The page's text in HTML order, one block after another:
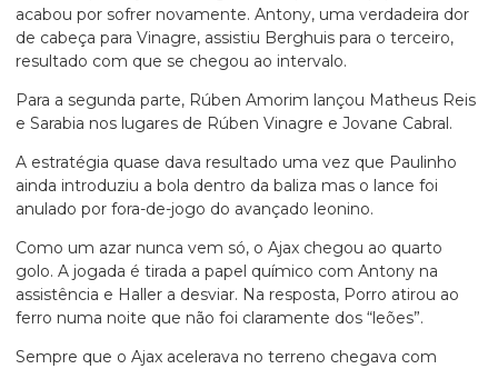
acabou por sofrer novamente. Antony, uma verdadeira dor
de cabeça para Vinagre, assistiu Berghuis para o terceiro,
resultado com que se chegou ao intervalo.
Para a segunda parte, Rúben Amorim lançou Matheus Reis
e Sarabia nos lugares de Rúben Vinagre e Jovane Cabral.
A estratégia quase dava resultado uma vez que Paulinho
ainda introduziu a bola dentro da baliza mas o lance foi
anulado por fora-de-jogo do avançado leonino.
Como um azar nunca vem só, o Ajax chegou ao quarto
golo. A jogada é tirada a papel químico com Antony na
assistência e Haller a desviar. Na resposta, Porro atirou ao
ferro numa noite que não foi claramente dos “leões”.
Sempre que o Ajax acelerava no terreno chegava com